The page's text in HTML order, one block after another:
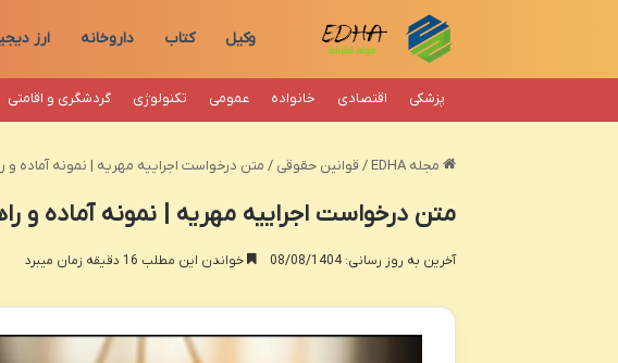
وکیل کتاب داروخانه ارز
پزشکی اقتصادی خانواده عمومی تکنولوژی گردشگری و اقامتی
مجله EDHA / قوانین حقوقی / متن درخواست اجراییه مهریه | نمونه آماده و
متن درخواست اجراییه مهریه | نمونه آماده و
آخرین به روز رسانی: 08/08/1404 خواندن این مطلب 16 دقیقه زمان میبرد